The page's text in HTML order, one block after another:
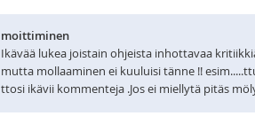
moittiminen
Ikävää lukea joistain ohjeista inhottavaa
mutta mollaaminen ei kuuluisi tänne !!
ttosi ikävii kommenteja .Jos ei miellytä pitäs